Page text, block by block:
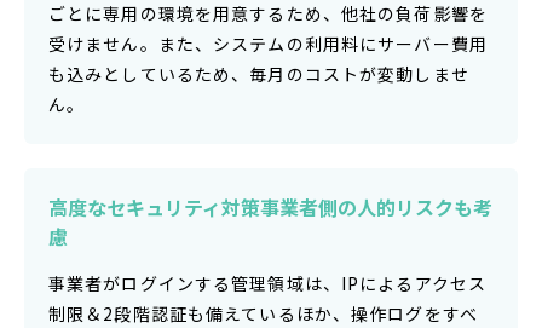
ごとに専用の環境を用意するため、他社の負荷影響を
受けません。また、システムの利用料にサーバー費用
も込みとしているため、毎月のコストが変動しませ
ん。
高度なセキュリティ対策事業者側の人的リスクも考
慮
事業者がログインする管理領域は、IPによるアクセス
制限＆2段階認証も備えているほか、操作ログをすべ